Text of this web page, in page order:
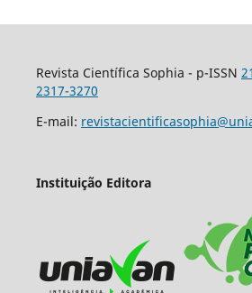
Revista Científica Sophia - p-ISSN
2317-3270
E-mail:
Instituição Editora